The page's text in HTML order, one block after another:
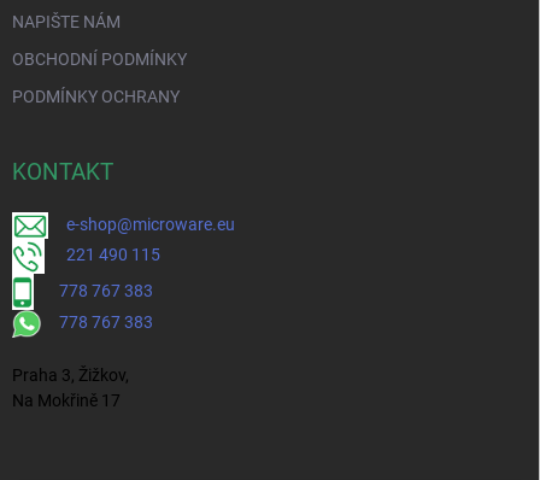
NAPIŠTE NÁM
OBCHODNÍ PODMÍNKY
PODMÍNKY OCHRANY
KONTAKT
e-shop@microware.eu
221 490 115
778 767 383
778 767 383
Praha 3, Žižkov,
Na Mokřině 17